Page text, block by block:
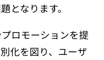
となります。
ロモーションを提
化を図り、ユーザ